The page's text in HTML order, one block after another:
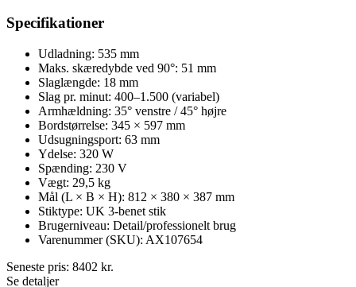
Specifikationer
Udladning: 535 mm
Maks. skæredybde ved 90°: 51 mm
Slaglængde: 18 mm
Slag pr. minut: 400–1.500 (variabel)
Armhældning: 35° venstre / 45° højre
Bordstørrelse: 345 × 597 mm
Udsugningsport: 63 mm
Ydelse: 320 W
Spænding: 230 V
Vægt: 29,5 kg
Mål (L × B × H): 812 × 380 × 387 mm
Stiktype: UK 3-benet stik
Brugerniveau: Detail/professionelt brug
Varenummer (SKU): AX107654
Seneste pris: 8402 kr.
Se detaljer